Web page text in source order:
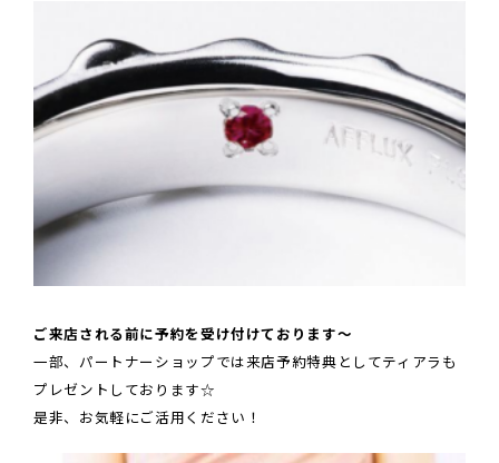
ご来店される前に予約を受け付けております～
一部、パートナーショップでは来店予約特典としてティアラも
プレゼントしております☆
是非、お気軽にご活用ください！